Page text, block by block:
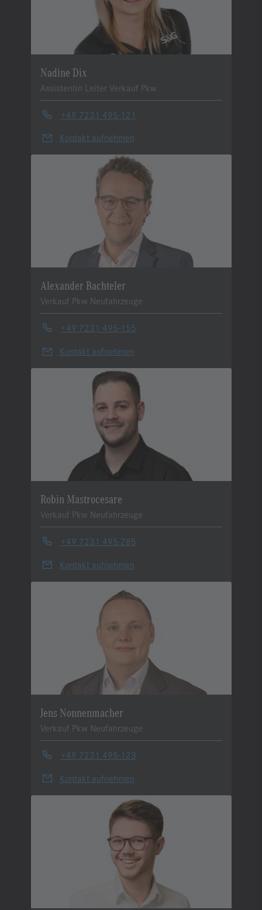
Nadine Dix
Assistentin Leiter Verkauf Pkw
+49 7231 495-121
Kontakt aufnehmen
Alexander Bachteler
Verkauf Pkw Neufahrzeuge
+49 7231 495-155
Kontakt aufnehmen
Robin Mastrocesare
Verkauf Pkw Neufahrzeuge
+49 7231 495-285
Kontakt aufnehmen
Jens Nonnenmacher
Verkauf Pkw Neufahrzeuge
+49 7231 495-123
Kontakt aufnehmen